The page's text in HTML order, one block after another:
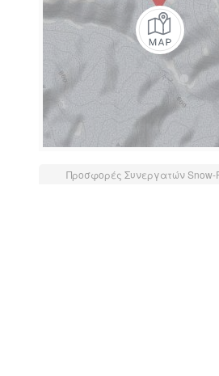
Προσφορές Συνεργατών Snow-